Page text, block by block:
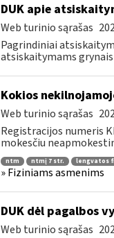
DUK apie
Web turinio sąrašas
Pagrindiniai
atsiskaitymams
Kokios
Web turinio sąrašas
Registracijos numeris
mokesčiu
ntm ntmį 7 str. lengvatos
» Fiziniams asmenims
DUK dėl pagalbos
Web turinio sąrašas